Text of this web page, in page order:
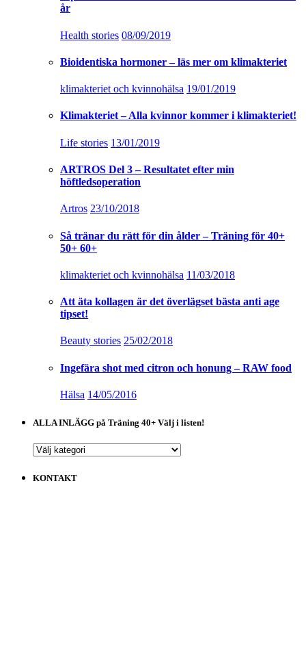
år
Health stories 08/09/2019
Bioidentiska hormoner – läs mer om klimakteriet
klimakteriet och kvinnohälsa 19/01/2019
Klimakteriet – Alla kvinnor kommer i klimakteriet!
Life stories 13/01/2019
ARTROS Del 3 – Resultatet efter min
höftledsoperation
Artros 23/10/2018
Så tränar du rätt för din ålder – Träning för 40+
50+ 60+
klimakteriet och kvinnohälsa 11/03/2018
Att äta kollagen är det överlägset bästa anti age
tipset!
Beauty stories 25/02/2018
Ingefära shot med citron och honung – RAW food
Hälsa 14/05/2016
ALLA INLÄGG på Träning 40+ Välj i listen!
ALLA
på
KONTAKT